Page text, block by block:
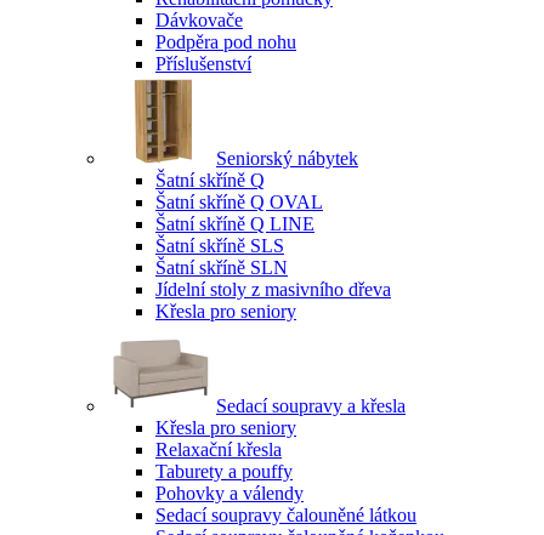
Dávkovače
Podpěra pod nohu
Příslušenství
Seniorský nábytek
Šatní skříně Q
Šatní skříně Q OVAL
Šatní skříně Q LINE
Šatní skříně SLS
Šatní skříně SLN
Jídelní stoly z masivního dřeva
Křesla pro seniory
Sedací soupravy a křesla
Křesla pro seniory
Relaxační křesla
Taburety a pouffy
Pohovky a válendy
Sedací soupravy čalouněné látkou